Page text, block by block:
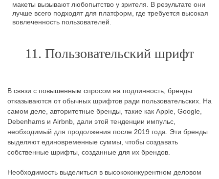
макеты вызывают любопытство у зрителя. В результате они
лучше всего подходят для платформ, где требуется высокая
вовлеченность пользователей.
11. Пользовательский шрифт
В связи с повышенным спросом на подлинность, бренды
отказываются от обычных шрифтов ради пользовательских. На
самом деле, авторитетные бренды, такие как Apple, Google,
Debenhams и Airbnb, дали этой тенденции импульс,
необходимый для продолжения после 2019 года. Эти бренды
выделяют единовременные суммы, чтобы создавать
собственные шрифты, созданные для их брендов.
Необходимость выделиться в высококонкурентном деловом